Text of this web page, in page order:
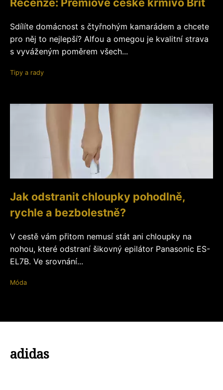
Sdílíte domácnost s čtyřnohým kamarádem a chcete
pro něj to nejlepší? Alfou a omegou je kvalitní strava
s vyváženým poměrem všech...
Tipy a rady
Jak odstranit chloupky pohodlně,
rychle a bezbolestně?
V cestě vám přitom nemusí stát ani chloupky na
nohou, které odstraní šikovný epilátor Panasonic ES-
EL7B. Ve srovnání...
Móda
adidas